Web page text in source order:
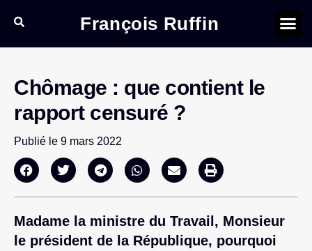
François Ruffin
Chômage : que contient le
rapport censuré ?
Publié le 9 mars 2022
Madame la ministre du Travail, Monsieur
le président de la République, pourquoi